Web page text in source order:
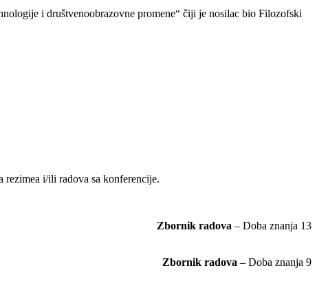
i društvenoobrazovne promene“ čiji je nosilac bio Filozofski
i/ili radova sa konferencije.
Zbornik radova – Doba znanja 13
Zbornik radova – Doba znanja 9